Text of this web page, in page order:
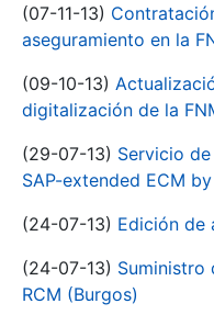
(07-11-13)
aseguramiento en la
(09-10-13)
digitalización de la
(29-07-13) Servicio
SAP-extended ECM by
(24-07-13) Edición de
(24-07-13) Suministro
RCM (Burgos)